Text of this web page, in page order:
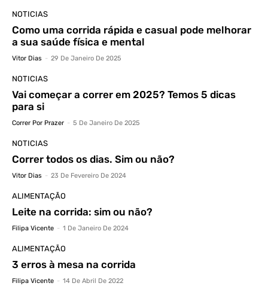
NOTICIAS
Como uma corrida rápida e casual pode melhorar
a sua saúde física e mental
Vitor Dias - 29 De Janeiro De 2025
NOTICIAS
Vai começar a correr em 2025? Temos 5 dicas
para si
Correr Por Prazer - 5 De Janeiro De 2025
NOTICIAS
Correr todos os dias. Sim ou não?
Vitor Dias - 23 De Fevereiro De 2024
ALIMENTAÇÃO
Leite na corrida: sim ou não?
Filipa Vicente - 1 De Janeiro De 2024
ALIMENTAÇÃO
3 erros à mesa na corrida
Filipa Vicente - 14 De Abril De 2022